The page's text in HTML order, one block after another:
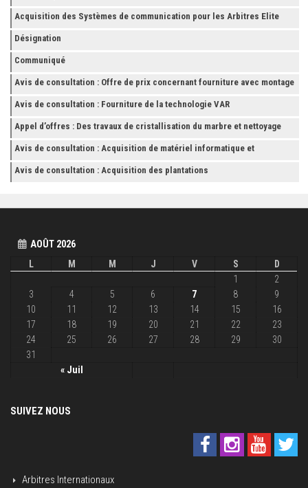
Acquisition des Systèmes de communication pour les Arbitres Elite
Désignation
Communiqué
Avis de consultation : Offre de prix concernant fourniture avec montage
et finition de RAYONNAGES pour la Fédération Tunisienne de Football
Avis de consultation : Fourniture de la technologie VAR
Appel d’offres : Des travaux de cristallisation du marbre et nettoyage
des grès
Avis de consultation : Acquisition de matériel informatique et
Accessoires
Avis de consultation : Acquisition des plantations
AOÛT 2026
L
M M J V S D
« Juil
1
2
3
4 5 6 7 8
9
10
11 12 13 14 15
16
17
18 19 20 21 22
23
24
25 26 27 28 29
30
31
SUIVEZ NOUS
Arbitres Internationaux